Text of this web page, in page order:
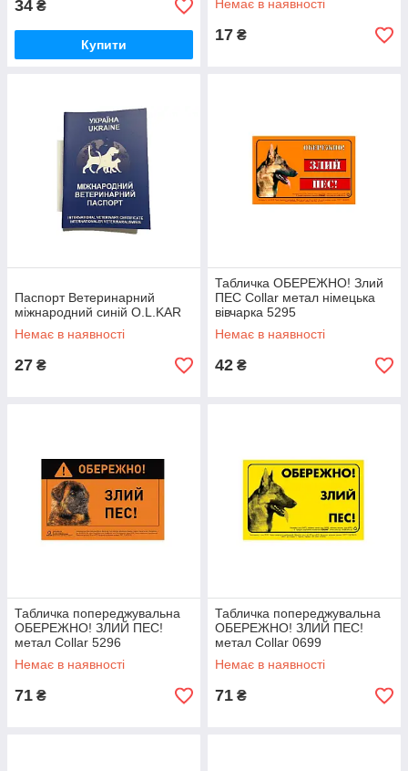
34 ₴
Купити
Немає в наявності
17 ₴
Паспорт Ветеринарний
міжнародний синій O.L.KAR
Немає в наявності
27 ₴
Табличка ОБЕРЕЖНО! Злий
ПЕС Collar метал німецька
вівчарка 5295
Немає в наявності
42 ₴
Табличка попереджувальна
ОБЕРЕЖНО! ЗЛИЙ ПЕС!
метал Collar 5296
Немає в наявності
71 ₴
Табличка попереджувальна
ОБЕРЕЖНО! ЗЛИЙ ПЕС!
метал Collar 0699
Немає в наявності
71 ₴